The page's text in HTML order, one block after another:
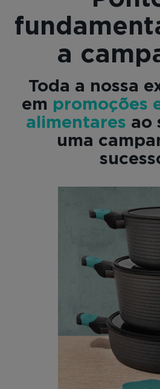
a
Toda a nossa
em promoções
alimentares ao
uma